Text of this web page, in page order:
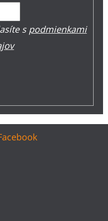
s podmienkami